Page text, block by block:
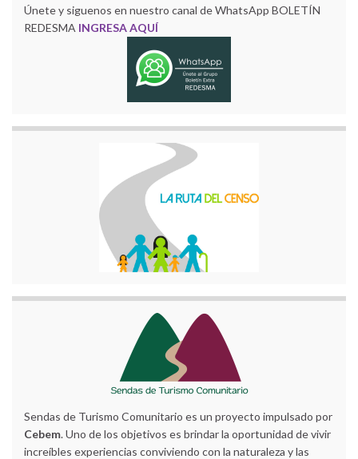
Únete y siguenos en nuestro canal de WhatsApp BOLETÍN
REDESMA INGRESA AQUÍ
Sendas de Turismo Comunitario es un proyecto impulsado por
Cebem. Uno de los objetivos es brindar la oportunidad de vivir
increíbles experiencias conviviendo con la naturaleza y las